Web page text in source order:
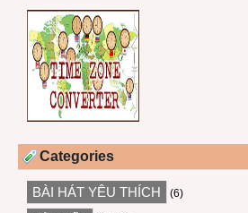
Categories
BÀI HÁT YÊU THÍCH (6)